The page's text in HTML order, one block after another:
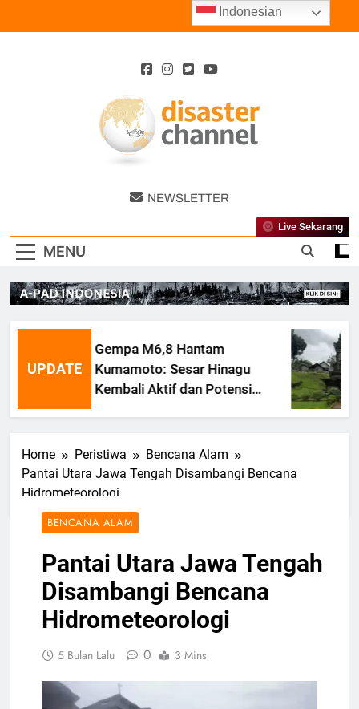
Disaster
Channel
NEWSLETTER
MENU
Live Sekarang
UPDATE
Gempa M6,8 Hantam
Kumamoto: Sesar Hinagu
Kembali Aktif dan Potensi
Gempa Susulan
Home Peristiwa
Bencana Alam
Pantai Utara Jawa Tengah Disambangi Bencana
Hidrometeorologi
BENCANA ALAM
Pantai Utara Jawa Tengah
Disambangi Bencana
Hidrometeorologi
5 Bulan Lalu 0 3 Mins
Indonesian